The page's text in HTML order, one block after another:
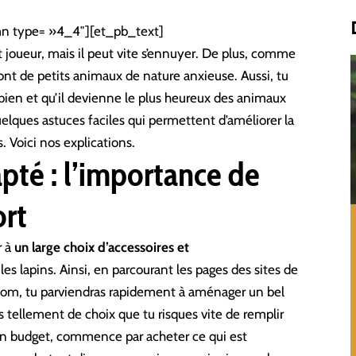
type= »4_4″][et_pb_text]
mais il peut vite s’ennuyer. De plus, comme
de petits animaux de nature anxieuse. Aussi, tu
et qu’il devienne le plus heureux des animaux
astuces faciles qui permettent d’améliorer la
Voici nos explications.
: l’importance de
à un large choix d’accessoires et
lapins. Ainsi, en parcourant les pages des sites de
, tu parviendras rapidement à aménager un bel
tellement de choix que tu risques vite de remplir
budget, commence par acheter ce qui est